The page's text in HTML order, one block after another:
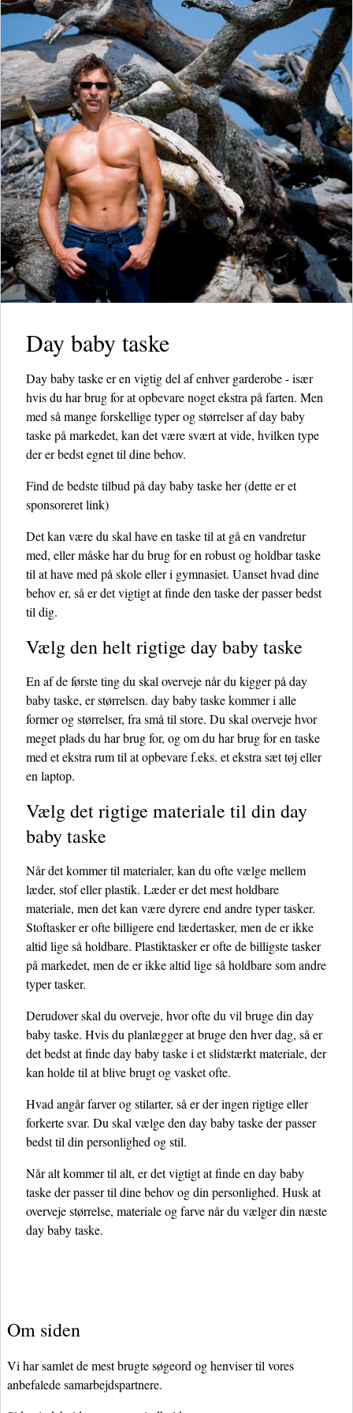
Day baby taske
Day baby taske er en vigtig del af enhver garderobe - især
hvis du har brug for at opbevare noget ekstra på farten. Men
med så mange forskellige typer og størrelser af day baby
taske på markedet, kan det være svært at vide, hvilken type
der er bedst egnet til dine behov.
Find de bedste tilbud på day baby taske her(dette er et
sponsoreret link)
Det kan være du skal have en taske til at gå en vandretur
med, eller måske har du brug for en robust og holdbar taske
til at have med på skole eller i gymnasiet. Uanset hvad dine
behov er, så er det vigtigt at finde den taske der passer bedst
til dig.
Vælg den helt rigtige day baby taske
En af de første ting du skal overveje når du kigger på day
baby taske, er størrelsen. day baby taske kommer i alle
former og størrelser, fra små til store. Du skal overveje hvor
meget plads du har brug for, og om du har brug for en taske
med et ekstra rum til at opbevare f.eks. et ekstra sæt tøj eller
en laptop.
Vælg det rigtige materiale til din day
baby taske
Når det kommer til materialer, kan du ofte vælge mellem
læder, stof eller plastik. Læder er det mest holdbare
materiale, men det kan være dyrere end andre typer tasker.
Stoftasker er ofte billigere end lædertasker, men de er ikke
altid lige så holdbare. Plastiktasker er ofte de billigste tasker
på markedet, men de er ikke altid lige så holdbare som andre
typer tasker.
Derudover skal du overveje, hvor ofte du vil bruge din day
baby taske. Hvis du planlægger at bruge den hver dag, så er
det bedst at finde day baby taske i et slidstærkt materiale, der
kan holde til at blive brugt og vasket ofte.
Hvad angår farver og stilarter, så er der ingen rigtige eller
forkerte svar. Du skal vælge den day baby taske der passer
bedst til din personlighed og stil.
Når alt kommer til alt, er det vigtigt at finde en day baby
taske der passer til dine behov og din personlighed. Husk at
overveje størrelse, materiale og farve når du vælger din næste
day baby taske.
Om siden
Vi har samlet de mest brugte søgeord og henviser til vores
anbefalede samarbejdspartnere.